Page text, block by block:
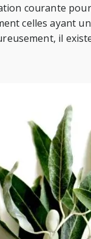
courante
celles ayant
il